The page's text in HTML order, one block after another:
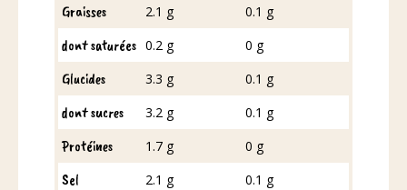
Graisses 2.1 g 0.1 g
dont saturées 0.2 g 0 g
Glucides 3.3 g 0.1 g
dont sucres 3.2 g 0.1 g
Protéines 1.7 g 0 g
Sel 2.1 g 0.1 g